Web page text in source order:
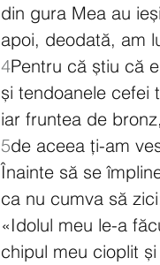
din gura Mea au
apoi, deodată, am
4Pentru că știu că
și tendoanele cefei
iar fruntea de bronz,
5de aceea ți-am
Înainte să se
ca nu cumva să
«Idolul meu le-a
chipul meu cioplit